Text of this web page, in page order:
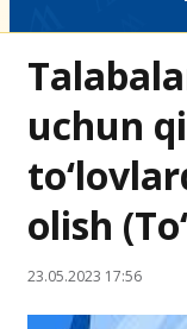
uchun
olish
23.05.2023 17:56